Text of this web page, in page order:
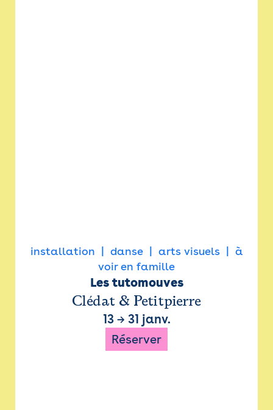
installation danse arts visuels
à
voir en famille
Les tutomouves
Clédat & Petitpierre
13→ 31 janv.
Réserver